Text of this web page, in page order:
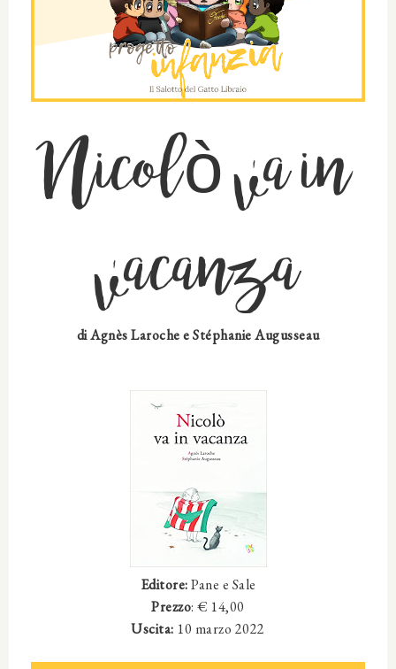
Nicolò va in
vacanza
diAgnès LarocheeStéphanie Augusseau
Editore:Pane e Sale
Prezzo: € 14,00
Uscita: 10 marzo 2022